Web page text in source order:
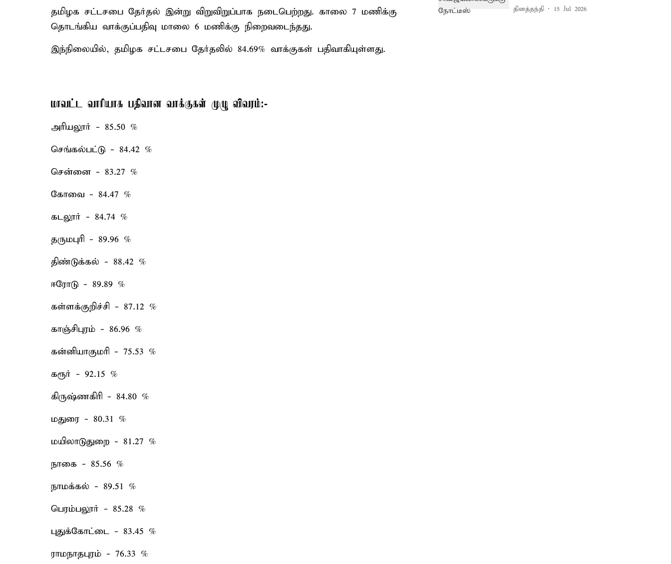
தமிழக சட்டசபை தேர்தல் இன்று விறுவிறுப்பாக நடைபெற்றது. காலை 7 மணிக்கு
தொடங்கிய வாக்குப்பதிவு மாலை 6 மணிக்கு நிறைவடைந்தது.
இந்நிலையில், தமிழக சட்டசபை தேர்தலில் 84.69% வாக்குகள் பதிவாகியுள்ளது.
மாவட்ட வாரியாக பதிவான வாக்குகள் முழு விவரம்:-
அரியலூர் - 85.50 %
செங்கல்பட்டு - 84.42 %
சென்னை - 83.27 %
கோவை - 84.47 %
கடலூர் - 84.74 %
தருமபுரி - 89.96 %
திண்டுக்கல் - 88.42 %
ஈரோடு - 89.89 %
கள்ளக்குறிச்சி - 87.12 %
காஞ்சிபுரம் - 86.96 %
கன்னியாகுமரி - 75.53 %
கரூர் - 92.15 %
கிருஷ்ணகிரி - 84.80 %
மதுரை - 80.31 %
மயிலாடுதுறை - 81.27 %
நாகை - 85.56 %
நாமக்கல் - 89.51 %
பெரம்பலூர் - 85.28 %
புதுக்கோட்டை - 83.45 %
ராமநாதபுரம் - 76.33 %
தினத்தந்தி 15 Jul 2026